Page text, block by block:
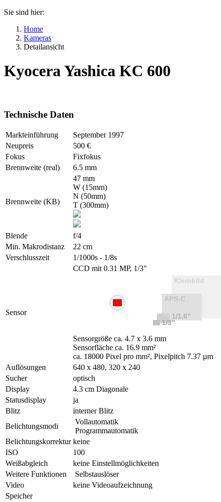
Sie sind hier:
Home
Kameras
Detailansicht
Kyocera Yashica KC 600
Technische Daten
Markteinführung
September 1997
Neupreis
500 €
Fokus
Fixfokus
Brennweite (real)
6.5 mm
Brennweite (KB)
47 mm
W (15mm)
N (50mm)
T (300mm)
Blende
f/4
Min. Makrodistanz
22 cm
Verschlusszeit
1/1000s - 1/8s
Sensor
CCD mit 0.31 MP, 1/3"
Sensorgröße ca. 4.7 x 3.6 mm
Sensorfläche ca. 16.9 mm²
ca. 18000 Pixel pro mm², Pixelpitch 7.37 µm
Auflösungen
640 x 480, 320 x 240
Sucher
optisch
Display
4.3 cm Diagonale
Statusdisplay
ja
Blitz
interner Blitz
Belichtungsmodi
Vollautomatik
Programmautomatik
Belichtungskorrektur keine
ISO
100
Weißabgleich
keine Einstellmöglichkeiten
Weitere Funktionen
Selbstauslöser
Video
keine Videoaufzeichnung
Speicher